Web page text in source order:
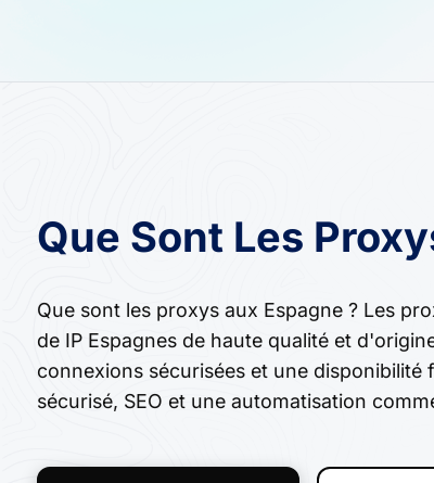
Que Sont Les
Que sont les proxys aux Espagne ? Les
de IP Espagnes de haute qualité et
connexions sécurisées et une
sécurisé, SEO et une automatisation